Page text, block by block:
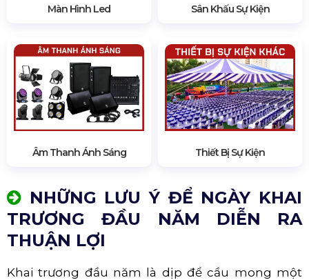
Màn Hình Led Sân Khấu Sự Kiện
Âm Thanh Ánh Sáng Thiết Bị Sự Kiện
NHỮNG LƯU Ý ĐỂ NGÀY KHAI
TRƯƠNG ĐẦU NĂM DIỄN RA
THUẬN LỢI
Khai trương đầu năm là dịp để cầu mong một